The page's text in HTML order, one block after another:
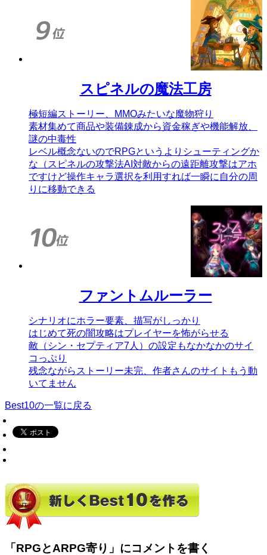
スピネルの魔法工房
極短編ストーリー、MMOみたいな魔物狩り
素材集めて商品や装備錬成から資金稼ぎや機能解放、
謎の中毒性
レベル概念ないのでRPGというよりシューティングか
な（スピネルの攻撃法AI対敵からの遠距離攻撃はアホ
ですけど操作キャラ選択を利用すれば一瞬に自分の周
りに移動できる
ファントムルーラー
シナリオにホラー要素、描写がしっかり
はじめて死の闇攻略はプレイヤーを怖がらせる
敵（シン・セプティア7人）の設定もなかなかのサイ
コっぷり
残念ながらストーリー未完、作者さんのサイトもう動
いてません
Best10の一覧に戻る
「RPGとARPG寄り」にコメントを書く